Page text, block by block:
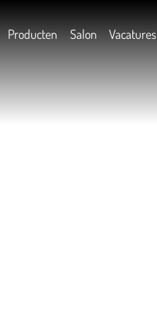
Producten Salon Vacatures